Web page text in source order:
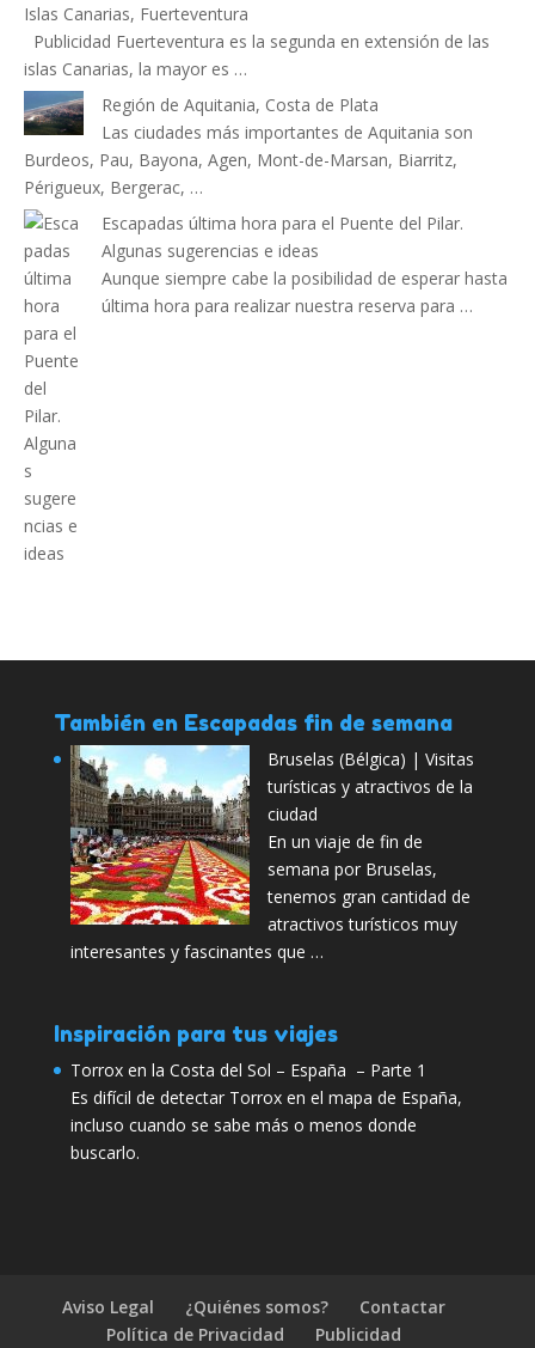
Islas Canarias, Fuerteventura
Publicidad Fuerteventura es la segunda en extensión de las
islas Canarias, la mayor es …
Región de Aquitania, Costa de Plata
Las ciudades más importantes de Aquitania son
Burdeos, Pau, Bayona, Agen, Mont-de-Marsan, Biarritz,
Périgueux, Bergerac, …
Escapadas última hora para el Puente del Pilar.
Algunas sugerencias e ideas
Aunque siempre cabe la posibilidad de esperar hasta
última hora para realizar nuestra reserva para …
También en Escapadas fin de semana
Bruselas (Bélgica) | Visitas
turísticas y atractivos de la
ciudad
En un viaje de fin de
semana por Bruselas,
tenemos gran cantidad de
atractivos turísticos muy
interesantes y fascinantes que …
Inspiración para tus viajes
Torrox en la Costa del Sol – España – Parte 1
Es difícil de detectar Torrox en el mapa de España,
incluso cuando se sabe más o menos donde
buscarlo.
Aviso Legal ¿Quiénes somos?
Contactar
Política de Privacidad
Publicidad